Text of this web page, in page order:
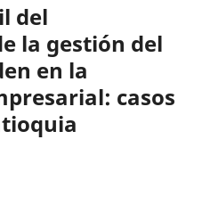
del
la gestión del
en la
casos